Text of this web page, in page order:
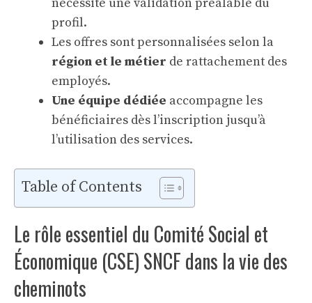
profil.
Les offres sont personnalisées selon la
région et le métier de rattachement des
employés.
Une équipe dédiée accompagne les
bénéficiaires dès l’inscription jusqu’à
l’utilisation des services.
Table of Contents
Le rôle essentiel du Comité Social et
Économique (CSE) SNCF dans la vie des
cheminots